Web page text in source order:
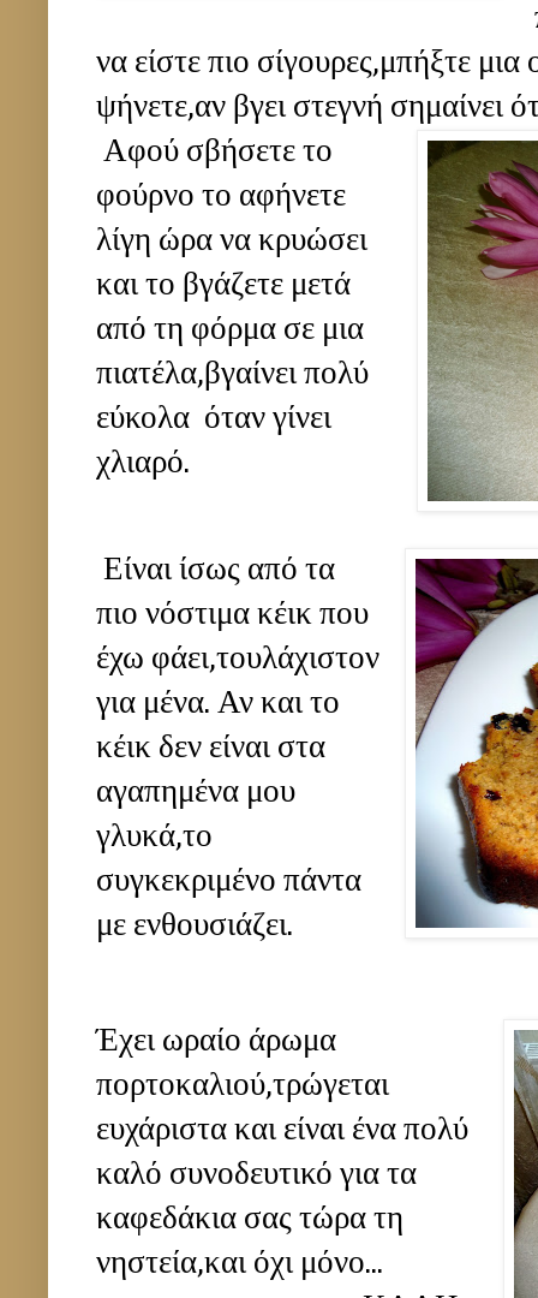
να είστε πιο σίγουρες,μπήξτε
ψήνετε,αν βγει στεγνή σημαίνει
Αφού σβήσετε το
φούρνο το αφήνετε
λίγη ώρα να κρυώσει
και το βγάζετε μετά
από τη φόρμα σε μια
πιατέλα,βγαίνει πολύ
εύκολα όταν γίνει
χλιαρό.
Είναι ίσως από τα
πιο νόστιμα κέικ που
έχω φάει,τουλάχιστον
για μένα. Αν και το
κέικ δεν είναι στα
αγαπημένα μου
γλυκά,το
συγκεκριμένο πάντα
με ενθουσιάζει.
Έχει ωραίο άρωμα
πορτοκαλιού,τρώγεται
ευχάριστα και είναι ένα πολύ
καλό συνοδευτικό για τα
καφεδάκια σας τώρα τη
νηστεία,και όχι μόνο...